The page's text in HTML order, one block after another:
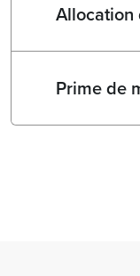
Prime de